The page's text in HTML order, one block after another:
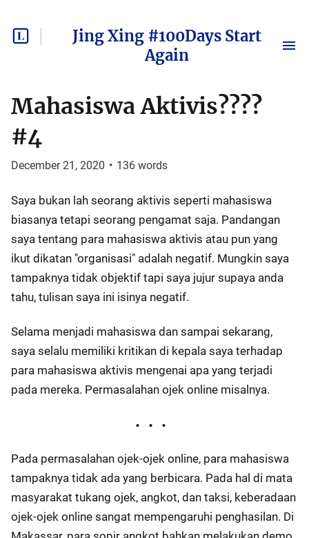
Jing Xing #100Days Start
Again
Mahasiswa Aktivis????
#4
December 21, 2020 • 136 words
Saya bukan lah seorang aktivis seperti mahasiswa
biasanya tetapi seorang pengamat saja. Pandangan
saya tentang para mahasiswa aktivis atau pun yang
ikut dikatan "organisasi" adalah negatif. Mungkin saya
tampaknya tidak objektif tapi saya jujur supaya anda
tahu, tulisan saya ini isinya negatif.
Selama menjadi mahasiswa dan sampai sekarang,
saya selalu memiliki kritikan di kepala saya terhadap
para mahasiswa aktivis mengenai apa yang terjadi
pada mereka. Permasalahan ojek online misalnya.
Pada permasalahan ojek-ojek online, para mahasiswa
tampaknya tidak ada yang berbicara. Pada hal di mata
masyarakat tukang ojek, angkot, dan taksi, keberadaan
ojek-ojek online sangat mempengaruhi penghasilan. Di